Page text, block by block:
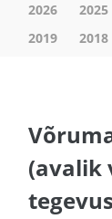
2026
2025
2019
2018
(avalik